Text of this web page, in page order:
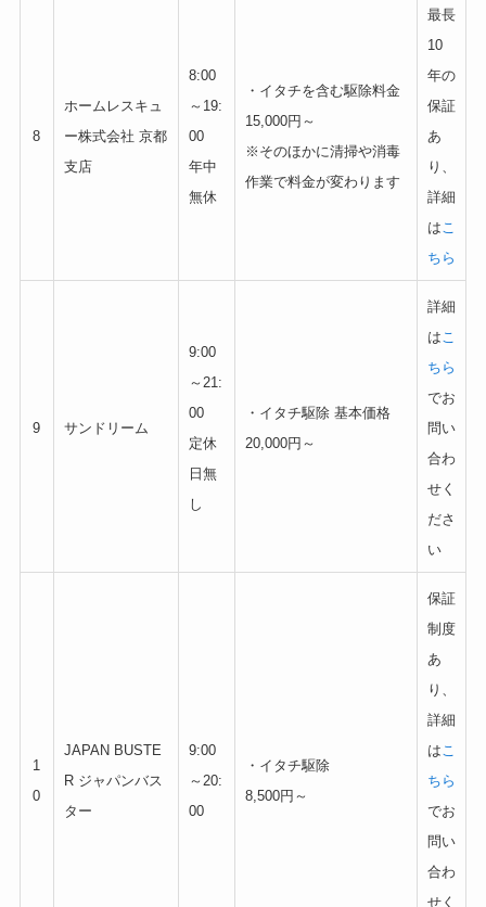
8
ホームレスキュ
ー株式会社 京都
支店
8:00
～19:
00
年中
無休
・イタチを含む駆除料金
15,000円～
※そのほかに清掃や消毒
作業で料金が変わります
最長
10
年の
保証
あ
り、
詳細
はこ
ちら
9 サンドリーム
9:00
～21:
00
定休
日無
し
・イタチ駆除 基本価格
20,000円～
詳細
はこ
ちら
でお
問い
合わ
せく
ださ
い
1
0
JAPAN BUSTE
R ジャパンバス
ター
9:00
～20:
00
・イタチ駆除
8,500円～
保証
制度
あ
り、
詳細
はこ
ちら
でお
問い
合わ
せく